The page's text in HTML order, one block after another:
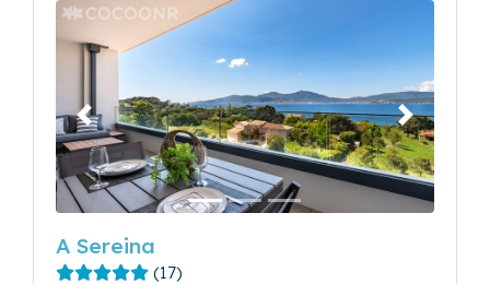
Précédent Suivant
A Sereina
(17)